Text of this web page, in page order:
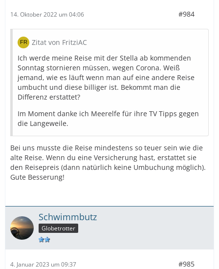
14. Oktober 2022 um 04:06 #984
Zitat von FritziAC
Ich werde meine Reise mit der Stella ab kommenden
Sonntag stornieren müssen, wegen Corona. Weiß
jemand, wie es läuft wenn man auf eine andere Reise
umbucht und diese billiger ist. Bekommt man die
Differenz erstattet?
Im Moment danke ich Meerelfe für ihre TV Tipps gegen
die Langeweile.
Bei uns musste die Reise mindestens so teuer sein wie die
alte Reise. Wenn du eine Versicherung hast, erstattet sie
den Reisepreis (dann natürlich keine Umbuchung möglich).
Gute Besserung!
Schwimmbutz
Globetrotter
4. Januar 2023 um 09:37 #985